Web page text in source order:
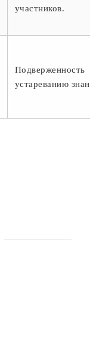
участников.
Подверженность
устареванию